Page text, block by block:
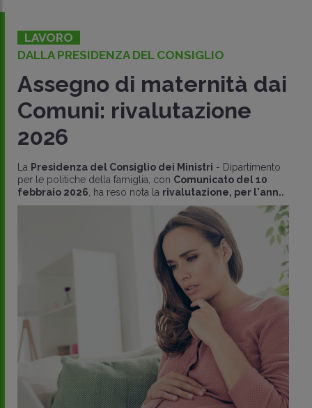
LAVORO
DALLA PRESIDENZA DEL CONSIGLIO
Assegno di maternità dai
Comuni: rivalutazione
2026
La Presidenza del Consiglio dei Ministri - Dipartimento
per le politiche della famiglia, con Comunicato del 10
febbraio 2026 , ha reso nota la rivalutazione, per l'ann..